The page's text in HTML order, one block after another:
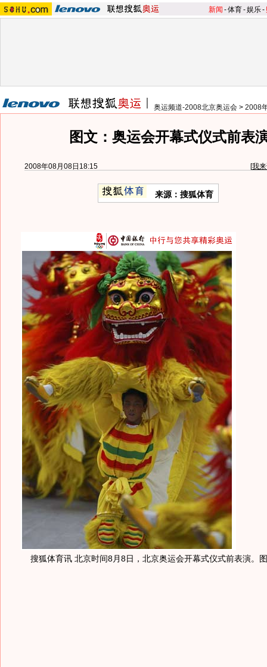
新闻 -体育-娱乐-
奥运频道-2008北京奥运会 > 2008
图文：奥运会开幕式仪式前表
2008年08月08日18:15 [我
来源：搜狐体育
搜狐体育讯 北京时间8月8日，北京奥运会开幕式仪式前表演。